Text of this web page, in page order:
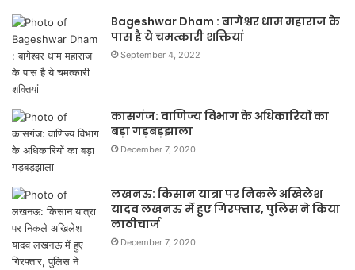
Bageshwar Dham : बागेश्वर धाम महाराज के
पास है ये चमत्कारी शक्तियां
September 4, 2022
कासगंज: वाणिज्य विभाग के अधिकारियों का
बड़ा गड़बड़झाला
December 7, 2020
लखनऊ: किसान यात्रा पर निकले अखिलेश
यादव लखनऊ में हुए गिरफ्तार, पुलिस ने किया
लाठीचार्ज
December 7, 2020